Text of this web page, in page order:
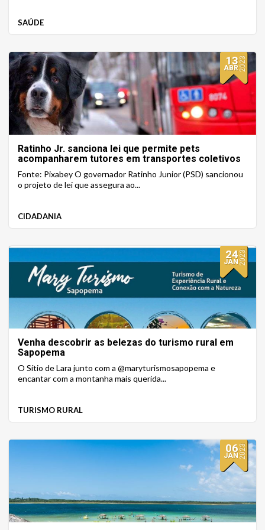
SAÚDE
13
ABR2023
Ratinho Jr. sanciona lei que permite pets
acompanharem tutores em transportes coletivos
no Paraná
Fonte: Pixabey O governador Ratinho Junior (PSD) sancionou
o projeto de lei que assegura ao...
CIDADANIA
24
JAN2023
Venha descobrir as belezas do turismo rural em
Sapopema
O Sítio de Lara junto com a @maryturismosapopema e
encantar com a montanha mais querida...
TURISMO RURAL
06
JAN2023